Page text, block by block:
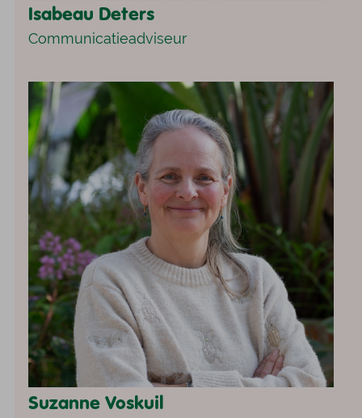
Isabeau Deters
Communicatieadviseur
Suzanne Voskuil